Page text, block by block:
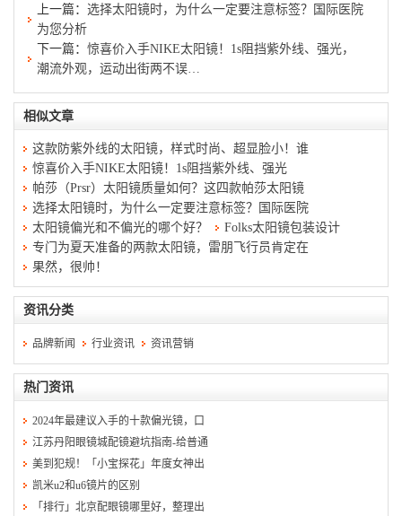
上一篇： 选择太阳镜时，为什么一定要注意标签？国际医院
为您分析
下一篇： 惊喜价入手NIKE太阳镜！1s阻挡紫外线、强光，
潮流外观，运动出街两不误…
相似文章
这款防紫外线的太阳镜，样式时尚、超显脸小！谁
惊喜价入手NIKE太阳镜！1s阻挡紫外线、强光
帕莎（Prsr）太阳镜质量如何？这四款帕莎太阳镜
选择太阳镜时，为什么一定要注意标签？国际医院
太阳镜偏光和不偏光的哪个好？
Folks太阳镜包装设计
专门为夏天准备的两款太阳镜，雷朋飞行员肯定在
果然，很帅！
资讯分类
品牌新闻 行业资讯 资讯营销
热门资讯
2024年最建议入手的十款偏光镜，口
江苏丹阳眼镜城配镜避坑指南-给普通
美到犯规！「小宝探花」年度女神出
凯米u2和u6镜片的区别
「排行」北京配眼镜哪里好，整理出